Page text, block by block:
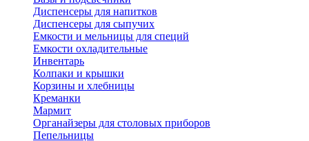
Диспенсеры для напитков
Диспенсеры для сыпучих
Емкости и мельницы для специй
Емкости охладительные
Инвентарь
Колпаки и крышки
Корзины и хлебницы
Креманки
Мармит
Органайзеры для столовых приборов
Пепельницы